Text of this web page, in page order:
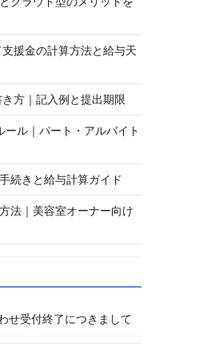
援金の計算方法と給与天
方｜記入例と提出期限
ル｜パート・アルバイト
続きと給与計算ガイド
法｜美容室オーナー向け
せ受付終了につきまして